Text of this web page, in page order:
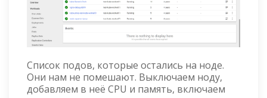
Список подов, которые остались на ноде.
Они нам не помешают. Выключаем ноду,
добавляем в неё CPU и память, включаем